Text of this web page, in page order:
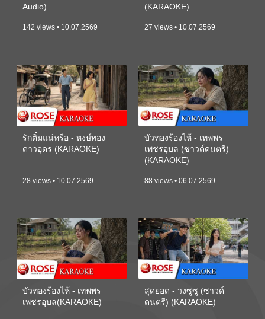
Audio)
142 views • 10.07.2569
(KARAOKE)
27 views • 10.07.2569
รักติ๋มแน่หรือ - หงษ์ทอง
ดาวอุดร (KARAOKE)
28 views • 10.07.2569
บัวทองร้องไห้ - เทพพร
เพชรอุบล (ซาวด์ดนตรี)
(KARAOKE)
88 views • 06.07.2569
บัวทองร้องไห้ - เทพพร
เพชรอุบล(KARAOKE)
สุดยอด - วงซูซู (ซาวด์
ดนตรี) (KARAOKE)